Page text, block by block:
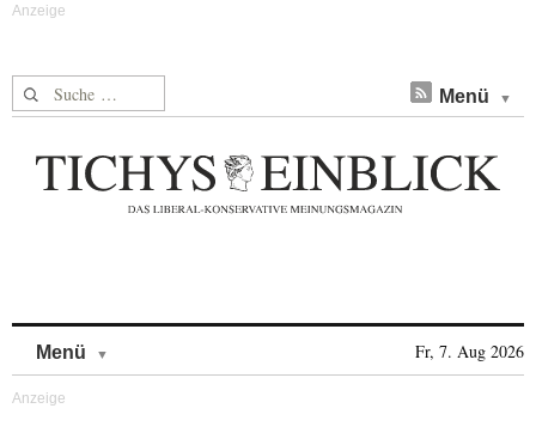
Suche nach: Menü
Menü Fr, 7. Aug 2026